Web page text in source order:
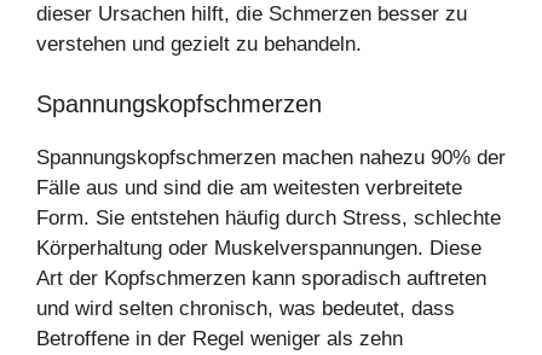
dieser Ursachen hilft, die Schmerzen besser zu
verstehen und gezielt zu behandeln.
Spannungskopfschmerzen
Spannungskopfschmerzen machen nahezu 90% der
Fälle aus und sind die am weitesten verbreitete
Form. Sie entstehen häufig durch Stress, schlechte
Körperhaltung oder Muskelverspannungen. Diese
Art der Kopfschmerzen kann sporadisch auftreten
und wird selten chronisch, was bedeutet, dass
Betroffene in der Regel weniger als zehn